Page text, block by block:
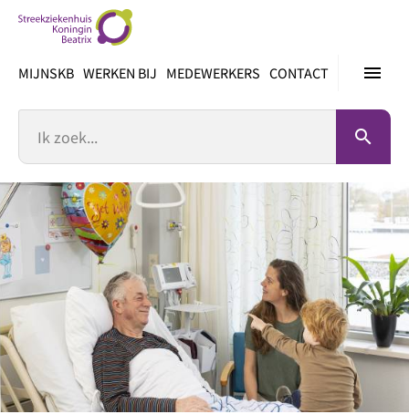
inhoud
menu
MIJNSKB WERKEN BIJ MEDEWERKERS CONTACT
search